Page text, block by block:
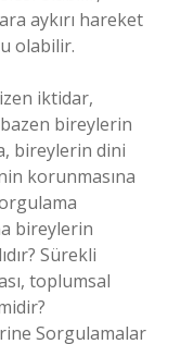
aykırı hareket
olabilir.
iktidar,
bireylerin
bireylerin dini
korunmasına
bireylerin
Sürekli
toplumsal
Sorgulamalar